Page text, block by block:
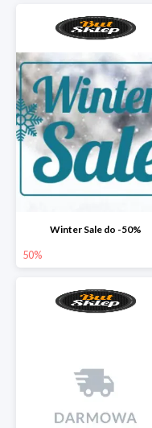
Winter Sale do -50%
50%